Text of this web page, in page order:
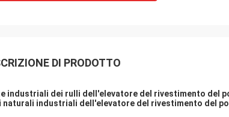
DI PRODOTTO
industriali dei rulli dell'elevatore del rivestimento del
naturali industriali dell'elevatore del rivestimento del